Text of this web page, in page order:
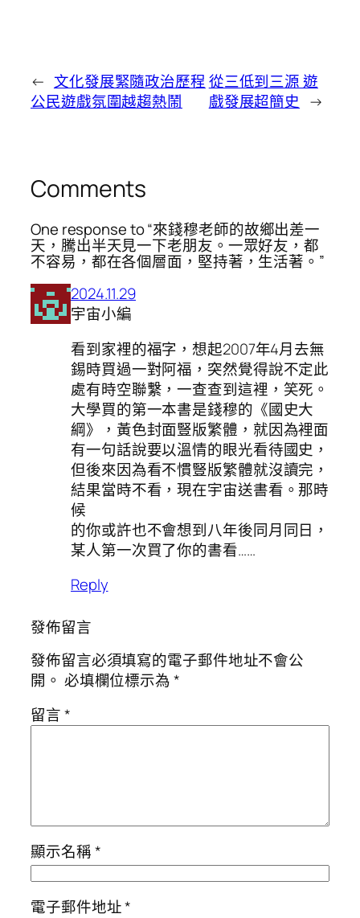
← 文化發展緊隨政治歷程
公民遊戲氛圍越趨熱鬧
從三低到三源 遊
戲發展超簡史 →
Comments
One response to “來錢穆老師的故鄉出差一
天，騰出半天見一下老朋友。一眾好友，都
不容易，都在各個層面，堅持著，生活著。”
2024.11.29
宇宙小編
看到家裡的福字，想起2007年4月去無
錫時買過一對阿福，突然覺得說不定此
處有時空聯繫，一查查到這裡，笑死。
大學買的第一本書是錢穆的《國史大
綱》，黃色封面豎版繁體，就因為裡面
有一句話說要以溫情的眼光看待國史，
但後來因為看不慣豎版繁體就沒讀完，
結果當時不看，現在宇宙送書看。那時
候
的你或許也不會想到八年後同月同日，
某人第一次買了你的書看……
Reply
發佈留言
發佈留言必須填寫的電子郵件地址不會公
開。 必填欄位標示為*
留言*
顯示名稱*
電子郵件地址*